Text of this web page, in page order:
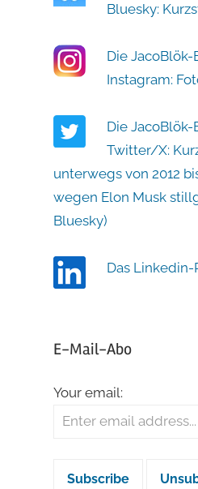
Bluesky:
Die
Instagram:
Die
Twitter/X:
unterwegs von 2012
wegen Elon Musk
Bluesky)
Das Linkedin-
E-Mail-Abo
Your email: